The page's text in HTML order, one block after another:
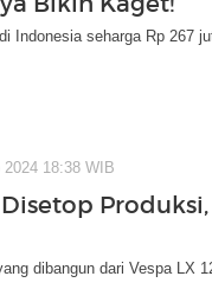
Indonesia seharga Rp 267
18:38 WIB
Produksi,
dibangun dari Vespa LX